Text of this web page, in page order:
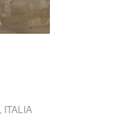
ITALIA